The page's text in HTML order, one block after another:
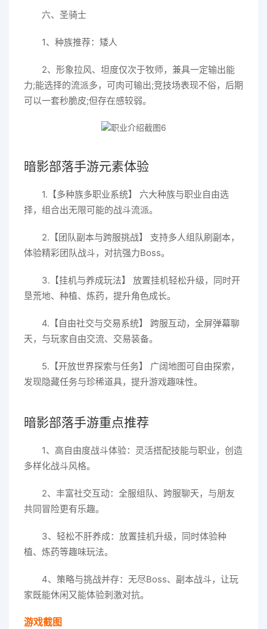
六、圣骑士
1、种族推荐：矮人
2、形象拉风、坦度仅次于牧师，兼具一定输出能
力;能选择的流派多，可肉可输出;竞技场表现不俗，后期
可以一套秒脆皮;但存在感较弱。
暗影部落手游元素体验
1.【多种族多职业系统】 六大种族与职业自由选
择，组合出无限可能的战斗流派。
2.【团队副本与跨服挑战】 支持多人组队刷副本，
体验精彩团队战斗，对抗强力Boss。
3.【挂机与养成玩法】 放置挂机轻松升级，同时开
垦荒地、种植、炼药，提升角色成长。
4.【自由社交与交易系统】 跨服互动，全屏弹幕聊
天，与玩家自由交流、交易装备。
5.【开放世界探索与任务】 广阔地图可自由探索，
发现隐藏任务与珍稀道具，提升游戏趣味性。
暗影部落手游重点推荐
1、高自由度战斗体验：灵活搭配技能与职业，创造
多样化战斗风格。
2、丰富社交互动：全服组队、跨服聊天，与朋友
共同冒险更有乐趣。
3、轻松不肝养成：放置挂机升级，同时体验种
植、炼药等趣味玩法。
4、策略与挑战并存：无尽Boss、副本战斗，让玩
家既能休闲又能体验刺激对抗。
游戏截图